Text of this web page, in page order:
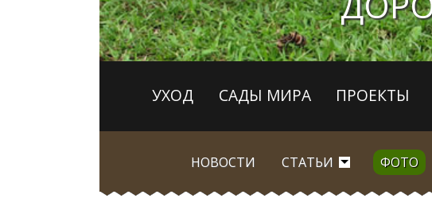
УХОД САДЫ МИРА ПРОЕКТЫ
НОВОСТИ СТАТЬИ ФОТО